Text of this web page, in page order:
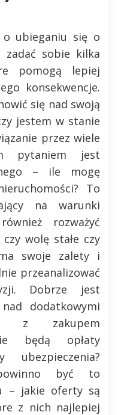
o ubieganiu się o
sobie kilka
pomogą lepiej
konsekwencje.
się nad swoją
jestem w stanie
przez wiele
pytaniem jest
– ile mogę
To
na warunki
rozważyć
wolę stałe czy
swoje zalety i
przeanalizować
Dobrze jest
dodatkowymi
z zakupem
będą opłaty
być to
– jakie oferty są
z nich najlepiej